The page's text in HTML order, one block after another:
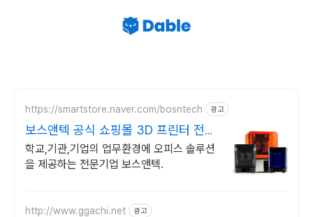
https://smartstore.naver.com/bosntech 광고
보스앤텍 공식 쇼핑몰 3D 프린터 전문
기업
학교,기관,기업의 업무환경에 오피스 솔루션
을 제공하는 전문기업 보스앤텍.
http://www.ggachi.net 광고